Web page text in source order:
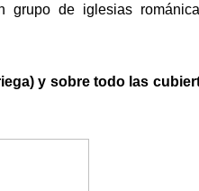
grupo de iglesias
y sobre todo las